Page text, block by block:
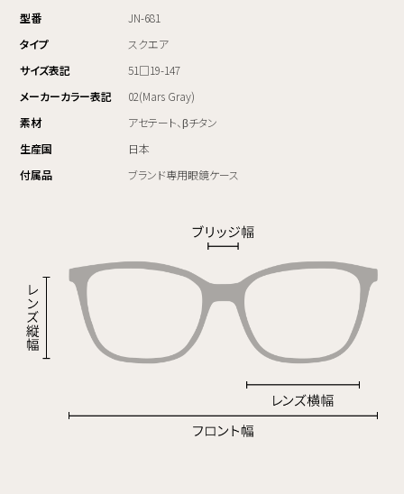
型番
JN-681
タイプ
スクエア
サイズ表記
51□19-147
メーカーカラー表記
02(Mars Gray)
素材
アセテート、βチタン
生産国
日本
付属品
ブランド専用眼鏡ケース